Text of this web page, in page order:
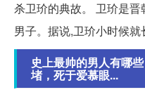
杀卫玠的典故。 卫玠是
男子。据说,卫玠小时候就
史上最帅的男人有哪
堵，死于爱慕眼...